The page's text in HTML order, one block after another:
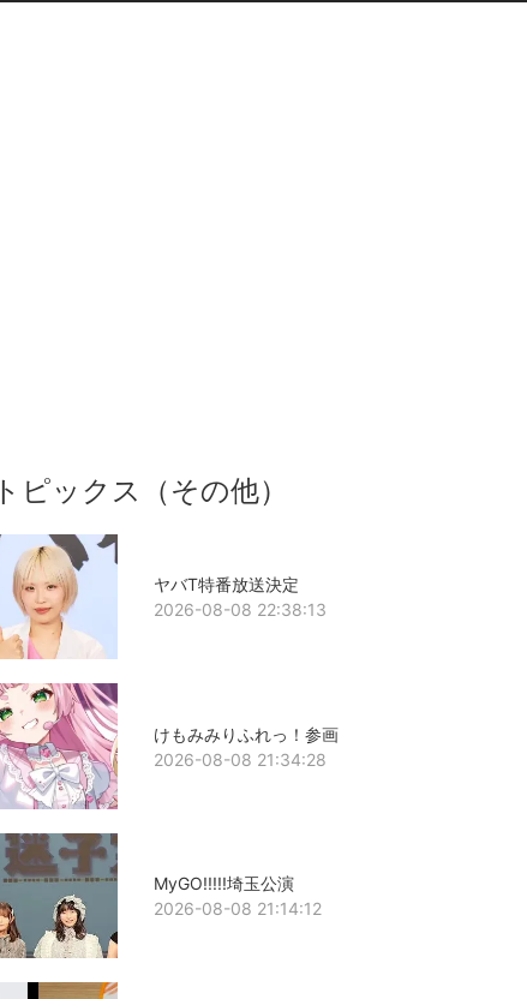
トピックス（その他）
ヤバT特番放送決定
2026-08-08 22:38:13
けもみみりふれっ！参画
2026-08-08 21:34:28
MyGO!!!!!埼玉公演
2026-08-08 21:14:12